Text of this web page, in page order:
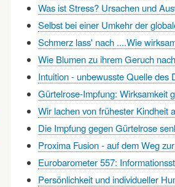
Was ist Stress? Ursachen und
Selbst bei einer Umkehr der
Schmerz lass' nach ....Wie
Wie Blumen zu ihrem Geruch
Intuition - unbewusste Quelle des
Gürtelrose-Impfung: Wirksamkeit
Wir lachen von frühester Kindheit
Die Impfung gegen Gürtelrose
Proxima Fusion - auf dem Weg
Eurobarometer 557:
Persönlichkeit und individueller